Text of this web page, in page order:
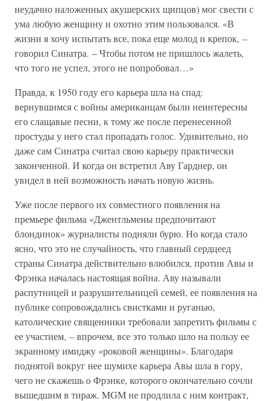
неудачно наложенных акушерских щипцов) мог свести с
ума любую женщину и охотно этим пользовался. «В
жизни я хочу испытать все, пока еще молод и крепок, –
говорил Синатра. – Чтобы потом не пришлось жалеть,
что того не успел, этого не попробовал…»
Правда, к 1950 году его карьера шла на спад:
вернувшимся с войны американцам были неинтересны
его слащавые песни, к тому же после перенесенной
простуды у него стал пропадать голос. Удивительно, но
даже сам Синатра считал свою карьеру практически
законченной. И когда он встретил Аву Гарднер, он
увидел в ней возможность начать новую жизнь.
Уже после первого их совместного появления на
премьере фильма «Джентльмены предпочитают
блондинок» журналисты подняли бурю. Но когда стало
ясно, что это не случайность, что главный сердцеед
страны Синатра действительно влюбился, против Авы и
Фрэнка началась настоящая война. Аву называли
распутницей и разрушительницей семей, ее появления на
публике сопровождались свистками и руганью,
католические священники требовали запретить фильмы с
ее участием, – впрочем, все это только шло на пользу ее
экранному имиджу «роковой женщины». Благодаря
поднятой вокруг нее шумихе карьера Авы шла в гору,
чего не скажешь о Фрэнке, которого окончательно сочли
вышедшим в тираж. MGM не продлила с ним контракт,